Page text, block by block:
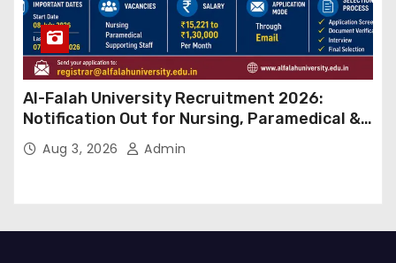
Al-Falah University Recruitment 2026:
Notification Out for Nursing, Paramedical &
Supporting Staff Posts, Apply Through Email
Aug 3, 2026 Admin